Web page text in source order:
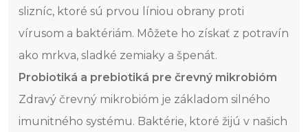
slizníc, ktoré sú prvou líniou obrany proti
vírusom a baktériám. Môžete ho získať z potravín
ako mrkva, sladké zemiaky a špenát.
Probiotiká a prebiotiká pre črevný mikrobióm
Zdravý črevný mikrobióm je základom silného
imunitného systému. Baktérie, ktoré žijú v našich